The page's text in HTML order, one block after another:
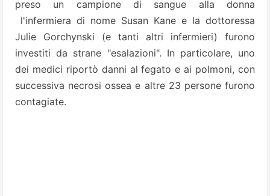
preso un campione di sangue alla donna
l'infermiera di nome Susan Kane e la dottoressa
Julie Gorchynski (e tanti altri infermieri) furono
investiti da strane "esalazioni". In particolare, uno
dei medici riportò danni al fegato e ai polmoni, con
successiva necrosi ossea e altre 23 persone furono
contagiate.